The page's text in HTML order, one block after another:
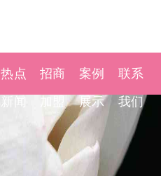
热点
新闻
招商
加盟
案例
展示
联系
我们